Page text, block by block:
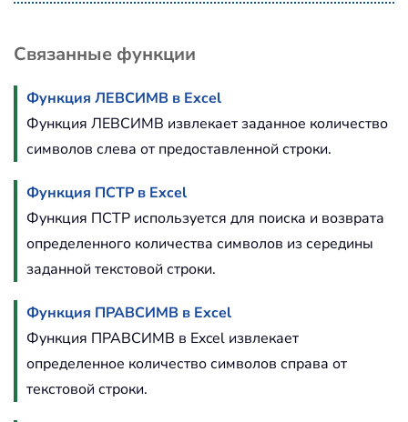
Связанные функции
Функция ЛЕВСИМВ в Excel
Функция ЛЕВСИМВ извлекает заданное количество
символов слева от предоставленной строки.
Функция ПСТР в Excel
Функция ПСТР используется для поиска и возврата
определенного количества символов из середины
заданной текстовой строки.
Функция ПРАВСИМВ в Excel
Функция ПРАВСИМВ в Excel извлекает
определенное количество символов справа от
текстовой строки.